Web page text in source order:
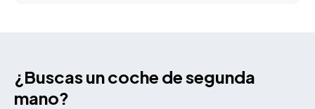
¿Buscas un coche de segunda
mano?